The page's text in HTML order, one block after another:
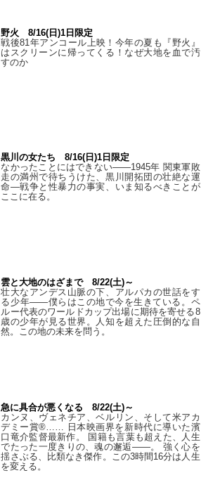
野火 8/16(日)1日限定
戦後81年アンコール上映！今年の夏も『野火』
はスクリーンに帰ってくる！なぜ大地を血で汚
すのか
黒川の女たち 8/16(日)1日限定
なかったことにはできない——1945年 関東軍敗
走の満州で待ちうけた、黒川開拓団の壮絶な運
命―戦争と性暴力の事実、いま知るべきことが
ここに在る。
雲と大地のはざまで 8/22(土)～
壮大なアンデス山脈の下、アルパカの世話をす
る少年――僕らはこの地で今を生きている。ペ
ルー代表のワールドカップ出場に期待を寄せる8
歳の少年が見る世界。人知を超えた圧倒的な自
然。この地の未来を問う。
急に具合が悪くなる 8/22(土)～
カンヌ、ヴェネチア、ベルリン、そして米アカ
デミー賞®…… 日本映画界を新時代に導いた濱
口竜介監督最新作。 国籍も言葉も超えた、人生
でたった一度きりの、魂の邂逅――。 強く心を
揺さぶる、比類なき傑作。この3時間16分は人生
を変える。